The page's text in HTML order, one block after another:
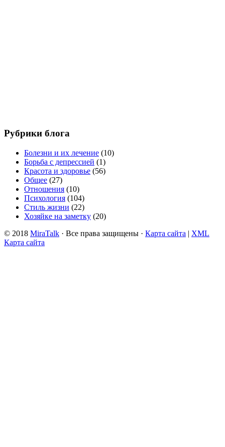
Рубрики блога
Болезни и их лечение (10)
Борьба с депрессией (1)
Красота и здоровье (56)
Общее (27)
Отношения (10)
Психология (104)
Стиль жизни (22)
Хозяйке на заметку (20)
© 2018 MiraTalk · Все права защищены · Карта сайта | XML
Карта сайта